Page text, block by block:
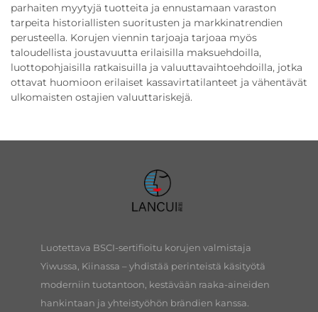
parhaiten myytyjä tuotteita ja ennustamaan varaston
tarpeita historiallisten suoritusten ja markkinatrendien
perusteella. Korujen viennin tarjoaja tarjoaa myös
taloudellista joustavuutta erilaisilla maksuehdoilla,
luottopohjaisilla ratkaisuilla ja valuuttavaihtoehdoilla, jotka
ottavat huomioon erilaiset kassavirtatilanteet ja vähentävät
ulkomaisten ostajien valuuttariskejä.
Luotettava BSCI-sertifioitu korujen valmistaja
Yiwussa, Kiinassa – yhdistää perinteistä käsityötä
moderniin tuotantoon, kestävään raaka-aineiden
hankintaan ja yhteistyöhön brändien kanssa.